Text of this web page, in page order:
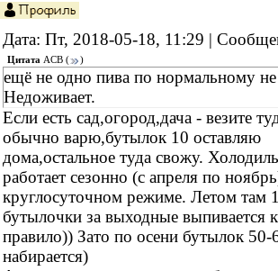
Дата: Пт, 2018-05-18, 11:29 |
Цитата ACB ( )
ещё не одно пива по нормальному не
Недоживает.
Если есть сад,огород,дача - везите
обычно варю,бутылок 10 оставляю
дома,остальное туда свожу.
работает сезонно (с апреля по
круглосуточном режиме. Летом там
бутылочки за выходные выпивается
правило)) Зато по осени бутылок 50-
набирается)